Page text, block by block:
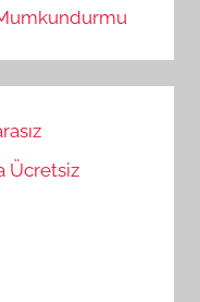
Ücretsiz